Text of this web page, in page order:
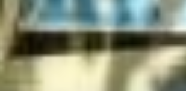
LA VILLA CAP D'ANTIBES
LA VILLA JUAN BEACH
LA VILLA PORT D'ANTIBES